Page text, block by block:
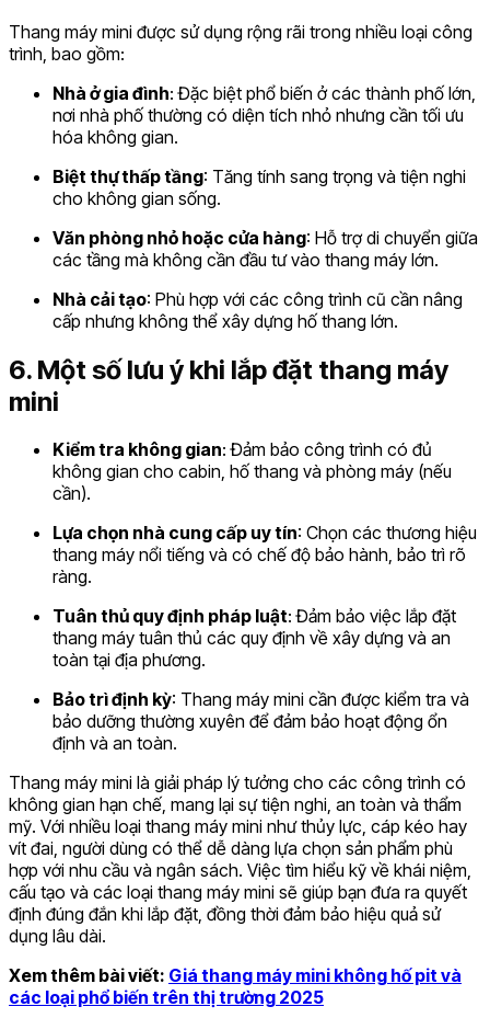
Thang máy mini được sử dụng rộng rãi trong nhiều loại công
trình, bao gồm:
Nhà ở gia đình: Đặc biệt phổ biến ở các thành phố lớn,
nơi nhà phố thường có diện tích nhỏ nhưng cần tối ưu
hóa không gian.
Biệt thự thấp tầng: Tăng tính sang trọng và tiện nghi
cho không gian sống.
Văn phòng nhỏ hoặc cửa hàng: Hỗ trợ di chuyển giữa
các tầng mà không cần đầu tư vào thang máy lớn.
Nhà cải tạo: Phù hợp với các công trình cũ cần nâng
cấp nhưng không thể xây dựng hố thang lớn.
6. Một số lưu ý khi lắp đặt thang máy
mini
Kiểm tra không gian: Đảm bảo công trình có đủ
không gian cho cabin, hố thang và phòng máy (nếu
cần).
Lựa chọn nhà cung cấp uy tín: Chọn các thương hiệu
thang máy nổi tiếng và có chế độ bảo hành, bảo trì rõ
ràng.
Tuân thủ quy định pháp luật: Đảm bảo việc lắp đặt
thang máy tuân thủ các quy định về xây dựng và an
toàn tại địa phương.
Bảo trì định kỳ: Thang máy mini cần được kiểm tra và
bảo dưỡng thường xuyên để đảm bảo hoạt động ổn
định và an toàn.
Thang máy mini là giải pháp lý tưởng cho các công trình có
không gian hạn chế, mang lại sự tiện nghi, an toàn và thẩm
mỹ. Với nhiều loại thang máy mini như thủy lực, cáp kéo hay
vít đai, người dùng có thể dễ dàng lựa chọn sản phẩm phù
hợp với nhu cầu và ngân sách. Việc tìm hiểu kỹ về khái niệm,
cấu tạo và các loại thang máy mini sẽ giúp bạn đưa ra quyết
định đúng đắn khi lắp đặt, đồng thời đảm bảo hiệu quả sử
dụng lâu dài.
Xem thêm bài viết: Giá thang máy mini không hố pit và
các loại phổ biến trên thị trường 2025